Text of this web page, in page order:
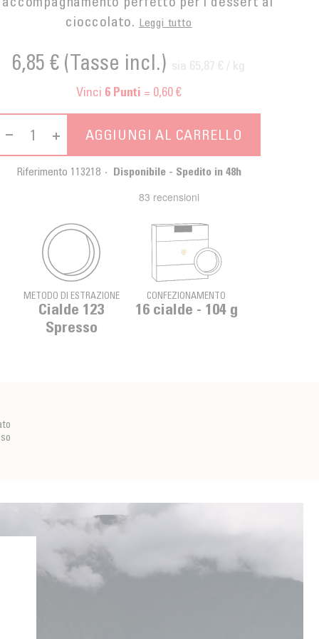
cioccolato. Leggi tutto
6,85 € (Tasse incl.) sia 65,87 € / kg
Vinci 6Punti = 0,60 €
AGGIUNGI AL CARRELLO
Riferimento 113218 Disponibile - Spedito in 48h
METODO DI ESTRAZIONE
Cialde 123
Spresso
CONFEZIONAMENTO
16 cialde - 104 g